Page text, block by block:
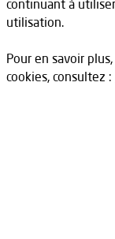
continuant à
utilisation.
Pour en savoir
cookies, consultez :